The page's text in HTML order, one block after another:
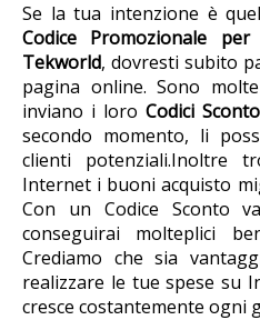
Se la tua intenzione è
Codice Promozionale
Tekworld, dovresti subito
pagina online. Sono
inviano i loro Codici Sconto
secondo momento, li
clienti potenziali.Inoltre
Internet i buoni acquisto
Con un Codice Sconto
conseguirai molteplici
Crediamo che sia
realizzare le tue spese su
cresce costantemente ogni